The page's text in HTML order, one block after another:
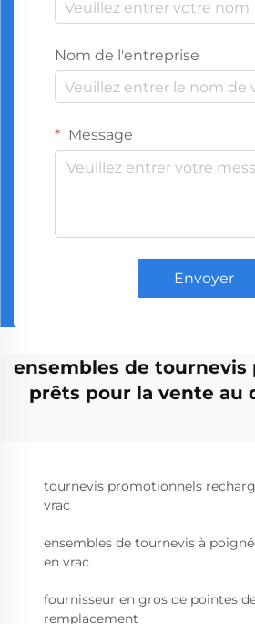
Nom de l'entreprise
Message
Envoyer
ensembles de
prêts pour la vente au
tournevis promotionnels
vrac
ensembles de tournevis à
en vrac
fournisseur en gros de pointes
remplacement